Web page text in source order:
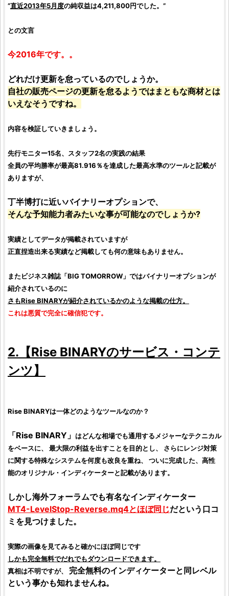
”直近2013年5月度の純収益は4,211,800円でした。”
との文言
今2016年です。。
どれだけ更新を怠っているのでしょうか。
自社の販売ページの更新を怠るようではまともな商材とは
いえなそうですね。
内容を検証していきましょう。
先行モニター15名、スタッフ2名の実践の結果
全員の平均勝率が最高81.916％を達成した最高水準のツールと記載が
ありますが、
丁半博打に近いバイナリーオプションで、
そんな予知能力者みたいな事が可能なのでしょうか?
実績としてデータが掲載されていますが
正直捏造出来る実績など掲載しても何の意味もありません。
またビジネス雑誌「BIG TOMORROW」ではバイナリーオプションが
紹介されているのに
さもRise BINARYが紹介されているかのような掲載の仕方。
これは悪質で完全に確信犯です。
2.【Rise BINARYのサービス・コンテ
ンツ】
Rise BINARYは一体どのようなツールなのか？
「Rise BINARY 」 はどんな相場でも通用するメジャーなテクニカル
をベースに、 最大限の利益を出すことを目的とし、 さらにレンジ対策
に関する特殊なシステムを何度も改良を重ね、 ついに完成した、高性
能のオリジナル・インディケーターと記載があります。
しかし海外フォーラムでも有名なインディケーター
MT4-LevelStop-Reverse.mq4とほぼ同じだという口コ
ミを見つけました。
実際の画像を見てみると確かにほぼ同じです
しかも完全無料でだれでもダウンロードできます。
真相は不明ですが、 完全無料のインディケーターと同レベル
という事かも知れませんね。